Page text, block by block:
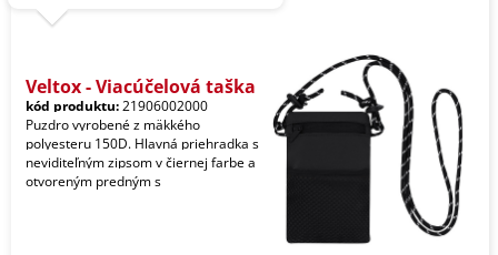
Veltox - Viacúčelová taška
kód produktu:21906002000
Puzdro vyrobené z mäkkého
polyesteru 150D. Hlavná priehradka s
neviditeľným zipsom v čiernej farbe a
otvoreným predným s